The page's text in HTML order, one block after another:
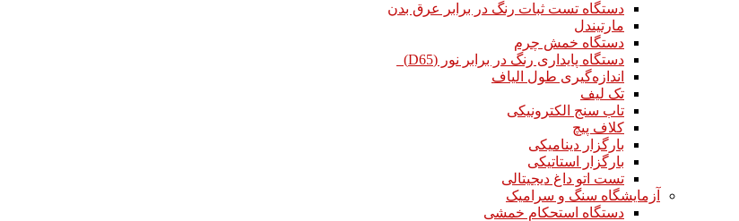
دستگاه تست ثبات رنگ در برابر عرق بدن
مارتیندل
دستگاه خمش چرم
دستگاه پایداری رنگ در برابر نور (D65)
اندازه‌گیری طول الیاف
تک لیف
تاب سنج الکترونیکی
کلاف پیچ
بارگزار دینامیکی
بارگزار استاتیکی
تست اتو داغ دیجیتالی
آزمایشگاه سنگ و سرامیک
دستگاه استحکام خمشی